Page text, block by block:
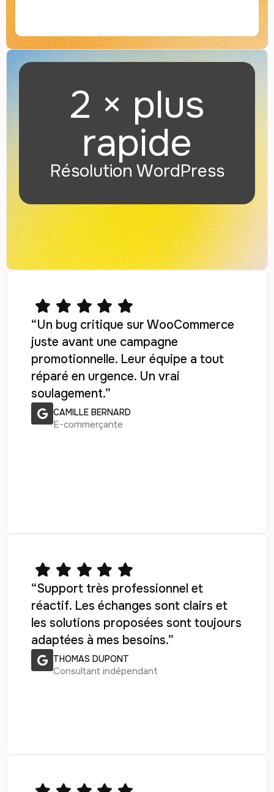
2 × plus
rapide
Résolution WordPress
“Un bug critique sur WooCommerce
juste avant une campagne
promotionnelle. Leur équipe a tout
réparé en urgence. Un vrai
soulagement.”
CAMILLE BERNARD
E-commerçante
“Support très professionnel et
réactif. Les échanges sont clairs et
les solutions proposées sont toujours
adaptées à mes besoins.”
THOMAS DUPONT
Consultant indépendant